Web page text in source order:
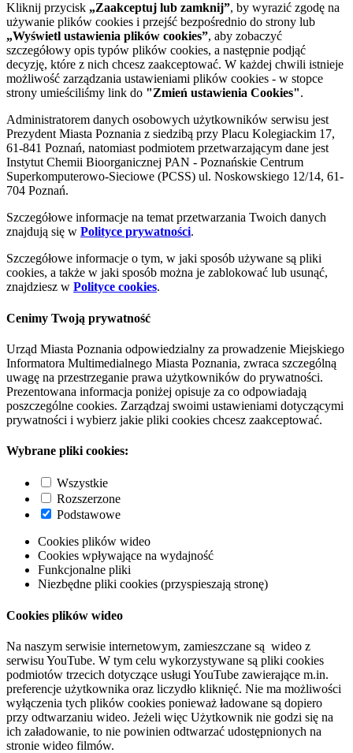
Kliknij przycisk „Zaakceptuj lub zamknij”, by wyrazić zgodę na
używanie plików cookies i przejść bezpośrednio do strony lub
„Wyświetl ustawienia plików cookies”, aby zobaczyć
szczegółowy opis typów plików cookies, a następnie podjąć
decyzję, które z nich chcesz zaakceptować. W każdej chwili istnieje
możliwość zarządzania ustawieniami plików cookies - w stopce
strony umieściliśmy link do "Zmień ustawienia Cookies".
Administratorem danych osobowych użytkowników serwisu jest
Prezydent Miasta Poznania z siedzibą przy Placu Kolegiackim 17,
61-841 Poznań, natomiast podmiotem przetwarzającym dane jest
Instytut Chemii Bioorganicznej PAN - Poznańskie Centrum
Superkomputerowo-Sieciowe (PCSS) ul. Noskowskiego 12/14, 61-
704 Poznań.
Szczegółowe informacje na temat przetwarzania Twoich danych
znajdują się w Polityce prywatności.
Szczegółowe informacje o tym, w jaki sposób używane są pliki
cookies, a także w jaki sposób można je zablokować lub usunąć,
znajdziesz w Polityce cookies.
Cenimy Twoją prywatność
Urząd Miasta Poznania odpowiedzialny za prowadzenie Miejskiego
Informatora Multimedialnego Miasta Poznania, zwraca szczególną
uwagę na przestrzeganie prawa użytkowników do prywatności.
Prezentowana informacja poniżej opisuje za co odpowiadają
poszczególne cookies. Zarządzaj swoimi ustawieniami dotyczącymi
prywatności i wybierz jakie pliki cookies chcesz zaakceptować.
Wybrane pliki cookies:
Wszystkie
Rozszerzone
Podstawowe
Cookies plików wideo
Cookies wpływające na wydajność
Funkcjonalne pliki
Niezbędne pliki cookies (przyspieszają stronę)
Cookies plików wideo
Na naszym serwisie internetowym, zamieszczane są wideo z
serwisu YouTube. W tym celu wykorzystywane są pliki cookies
podmiotów trzecich dotyczące usługi YouTube zawierające m.in.
preferencje użytkownika oraz liczydło kliknięć. Nie ma możliwości
wyłączenia tych plików cookies ponieważ ładowane są dopiero
przy odtwarzaniu wideo. Jeżeli więc Użytkownik nie godzi się na
ich załadowanie, to nie powinien odtwarzać udostępnionych na
stronie wideo filmów.